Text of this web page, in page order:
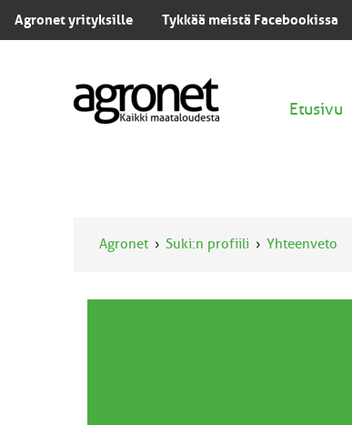
Agronet yrityksille Tykkää meistä Facebookissa
Etusivu
Agronet Suki:n profiili Yhteenveto